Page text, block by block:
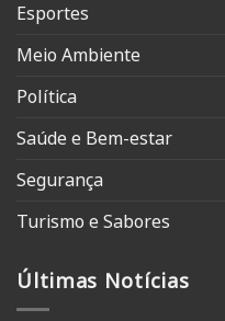
Esportes
Meio Ambiente
Política
Saúde e Bem-estar
Segurança
Turismo e Sabores
Últimas Notícias